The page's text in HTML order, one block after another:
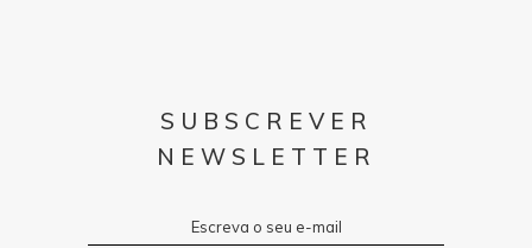
SUBSCREVER
NEWSLETTER